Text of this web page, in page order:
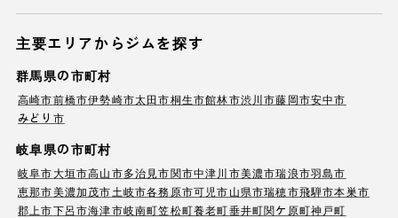
主要エリアからジムを探す
群馬県の市町村
高崎市前橋市伊勢崎市太田市桐生市館林市渋川市藤岡市安中市
みどり市
岐阜県の市町村
岐阜市大垣市高山市多治見市関市中津川市美濃市瑞浪市羽島市
恵那市美濃加茂市土岐市各務原市可児市山県市瑞穂市飛騨市本巣市
郡上市下呂市海津市岐南町笠松町養老町垂井町関ケ原町神戸町